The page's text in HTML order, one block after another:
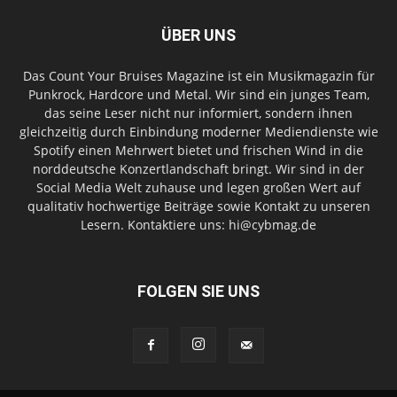
ÜBER UNS
Das Count Your Bruises Magazine ist ein Musikmagazin für
Punkrock, Hardcore und Metal. Wir sind ein junges Team,
das seine Leser nicht nur informiert, sondern ihnen
gleichzeitig durch Einbindung moderner Mediendienste wie
Spotify einen Mehrwert bietet und frischen Wind in die
norddeutsche Konzertlandschaft bringt. Wir sind in der
Social Media Welt zuhause und legen großen Wert auf
qualitativ hochwertige Beiträge sowie Kontakt zu unseren
Lesern. Kontaktiere uns: hi@cybmag.de
FOLGEN SIE UNS